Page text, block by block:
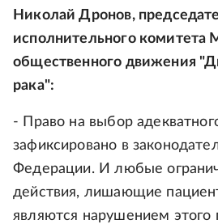
Николай Дронов,
исполнительного комитета
общественного движения
рака":
- Право на выбор
зафиксировано в
Федерации. И любые
действия, лишающие
являются нарушением этого